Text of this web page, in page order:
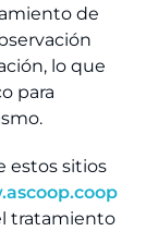
de
lo que
para
estos sitios
tratamiento